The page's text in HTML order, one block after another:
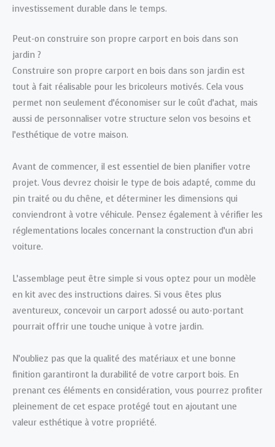
investissement durable dans le temps.
Peut-on construire son propre carport en bois dans son
jardin ?
Construire son propre carport en bois dans son jardin est
tout à fait réalisable pour les bricoleurs motivés. Cela vous
permet non seulement d’économiser sur le coût d’achat, mais
aussi de personnaliser votre structure selon vos besoins et
l’esthétique de votre maison.
Avant de commencer, il est essentiel de bien planifier votre
projet. Vous devrez choisir le type de bois adapté, comme du
pin traité ou du chêne, et déterminer les dimensions qui
conviendront à votre véhicule. Pensez également à vérifier les
réglementations locales concernant la construction d’un abri
voiture.
L’assemblage peut être simple si vous optez pour un modèle
en kit avec des instructions claires. Si vous êtes plus
aventureux, concevoir un carport adossé ou auto-portant
pourrait offrir une touche unique à votre jardin.
N’oubliez pas que la qualité des matériaux et une bonne
finition garantiront la durabilité de votre carport bois. En
prenant ces éléments en considération, vous pourrez profiter
pleinement de cet espace protégé tout en ajoutant une
valeur esthétique à votre propriété.